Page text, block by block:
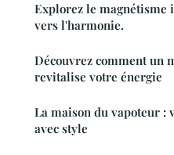
Explorez le magnétisme
vers l'harmonie.
Découvrez comment un
revitalise votre énergie
La maison du vapoteur :
avec style